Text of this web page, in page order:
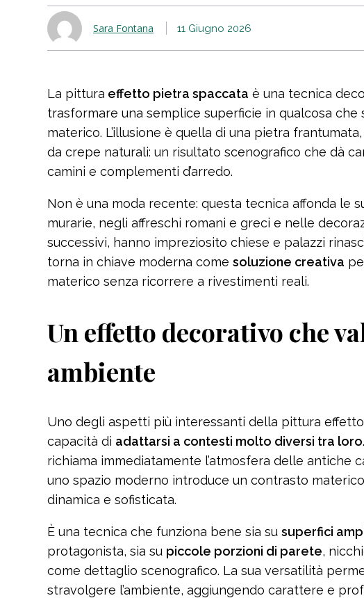
Sara Fontana 11 Giugno 2026
La pittura effetto pietra spaccata è una tecnica
trasformare una semplice superficie in qualcosa che
materico. L’illusione è quella di una pietra
da crepe naturali: un risultato scenografico che dà
camini e complementi d’arredo.
Non è una moda recente: questa tecnica affonda le
murarie, negli affreschi romani e greci e nelle
successivi, hanno impreziosito chiese e palazzi
torna in chiave moderna come soluzione creativa
materico senza ricorrere a rivestimenti reali.
Un effetto decorativo che
ambiente
Uno degli aspetti più interessanti della pittura
capacità di adattarsi a contesti molto diversi tra loro
richiama immediatamente l’atmosfera delle antiche
uno spazio moderno introduce un contrasto
dinamica e sofisticata.
È una tecnica che funziona bene sia su superfici
protagonista, sia su piccole porzioni di parete,
come dettaglio scenografico. La sua versatilità
stravolgere l’ambiente, aggiungendo carattere e